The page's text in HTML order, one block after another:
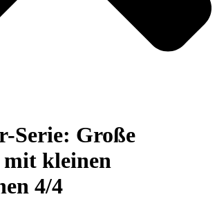
Serie: Große
kleinen
4/4